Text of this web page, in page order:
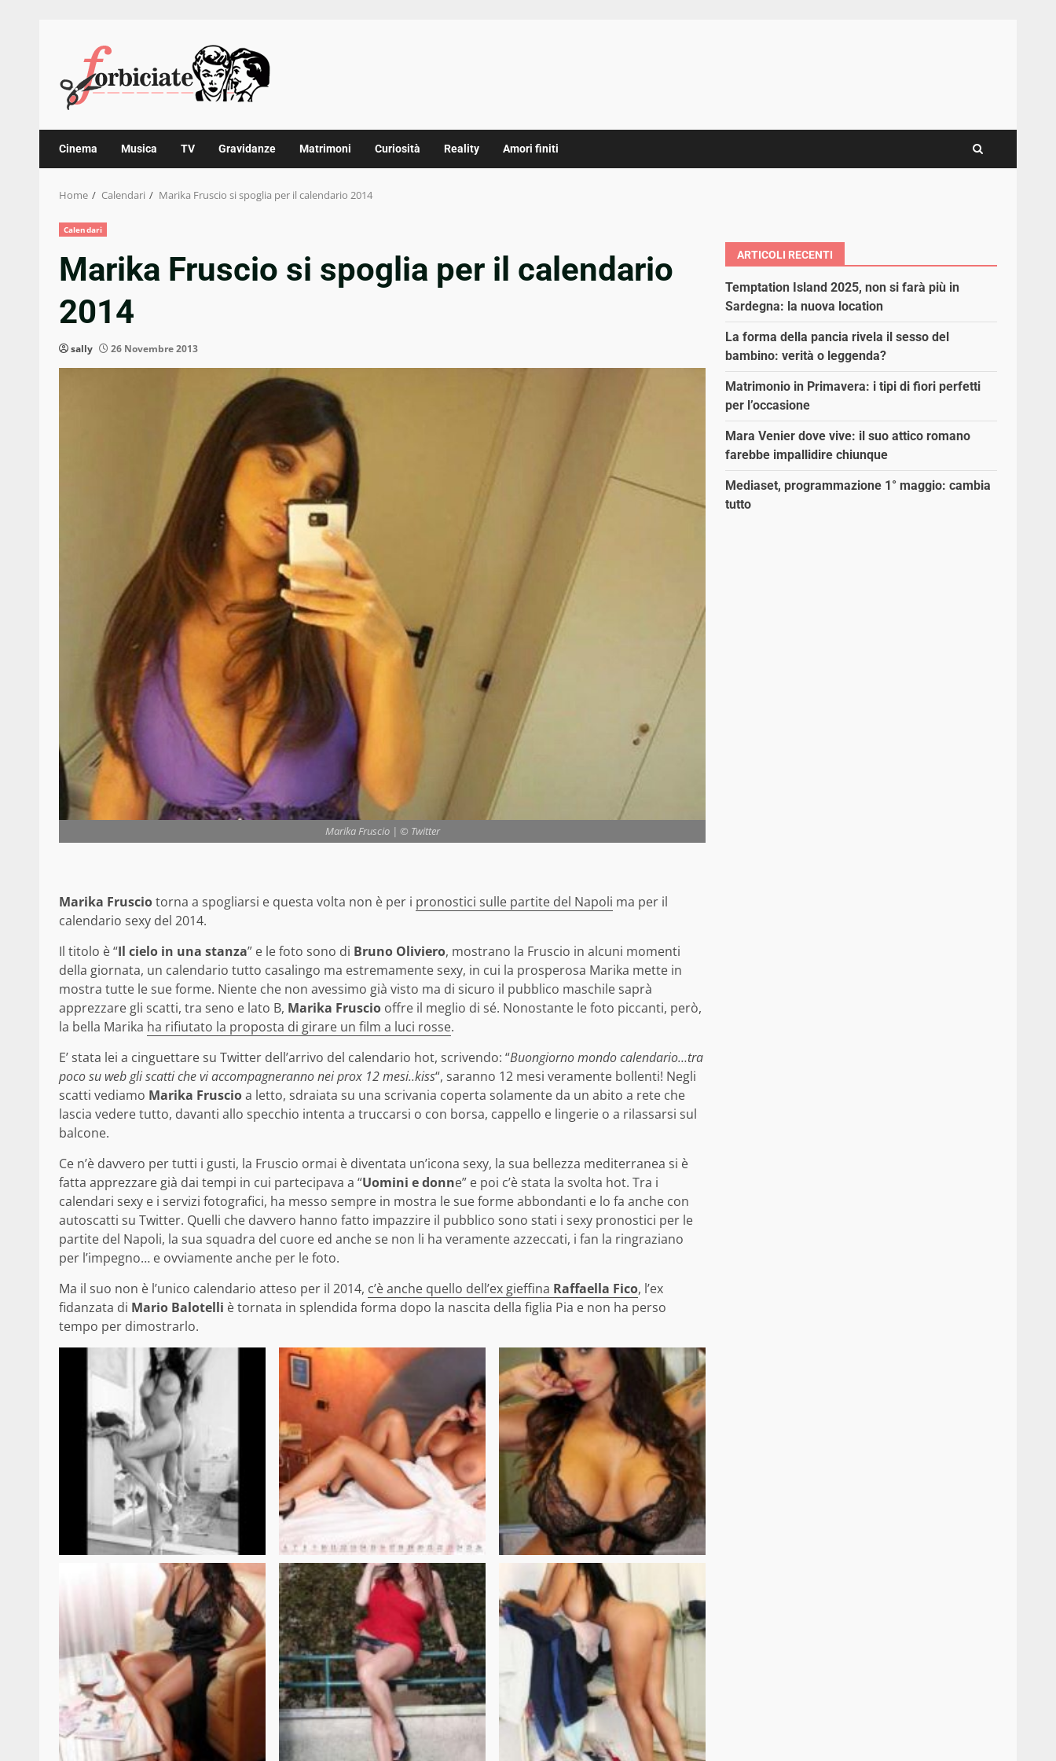
content
Cinema Musica TV Gravidanze Matrimoni Curiosità Reality Amori finiti
Home Calendari Marika Fruscio si spoglia per il calendario 2014
Calendari
Marika Fruscio si spoglia per il calendario
2014
sally 26 Novembre 2013
Marika Fruscio | © Twitter
Marika Frusciotorna a spogliarsi e questa volta non è per i pronostici sulle partite del Napoli ma per il
calendario sexy del 2014.
Il titolo è “Il cielo in una stanza” e le foto sono di Bruno Oliviero, mostrano la Fruscio in alcuni momenti
della giornata, un calendario tutto casalingo ma estremamente sexy, in cui la prosperosa Marika mette in
mostra tutte le sue forme. Niente che non avessimo già visto ma di sicuro il pubblico maschile saprà
apprezzare gli scatti, tra seno e lato B, Marika Fruscio offre il meglio di sé. Nonostante le foto piccanti, però,
la bella Marika ha rifiutato la proposta di girare un film a luci rosse.
E’ stata lei a cinguettare su Twitter dell’arrivo del calendario hot, scrivendo: “Buongiorno mondo calendario…tra
poco su web gli scatti che vi accompagneranno nei prox 12 mesi..kiss“, saranno 12 mesi veramente bollenti! Negli
scatti vediamo Marika Fruscioa letto, sdraiata su una scrivania coperta solamente da un abito a rete che
lascia vedere tutto, davanti allo specchio intenta a truccarsi o con borsa, cappello e lingerie o a rilassarsi sul
balcone.
Ce n’è davvero per tutti i gusti, la Fruscio ormai è diventata un’icona sexy, la sua bellezza mediterranea si è
fatta apprezzare già dai tempi in cui partecipava a “Uomini e donne” e poi c’è stata la svolta hot. Tra i
calendari sexy e i servizi fotografici, ha messo sempre in mostra le sue forme abbondanti e lo fa anche con
autoscatti su Twitter. Quelli che davvero hanno fatto impazzire il pubblico sono stati i sexy pronostici per le
partite del Napoli, la sua squadra del cuore ed anche se non li ha veramente azzeccati, i fan la ringraziano
per l’impegno… e ovviamente anche per le foto.
Ma il suo non è l’unico calendario atteso per il 2014, c’è anche quello dell’ex gieffina Raffaella Fico, l’ex
fidanzata di Mario Balotelli è tornata in splendida forma dopo la nascita della figlia Pia e non ha perso
tempo per dimostrarlo.
ARTICOLI RECENTI
Temptation Island 2025, non si farà più in
Sardegna: la nuova location
La forma della pancia rivela il sesso del
bambino: verità o leggenda?
Matrimonio in Primavera: i tipi di fiori perfetti
per l’occasione
Mara Venier dove vive: il suo attico romano
farebbe impallidire chiunque
Mediaset, programmazione 1° maggio: cambia
tutto